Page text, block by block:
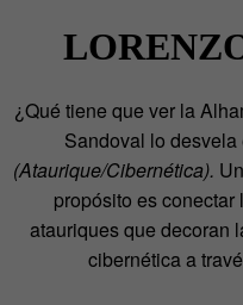
¿Qué tiene que ver la
Sandoval lo desvela
(Ataurique/Cibernética).
propósito es
atauriques que decoran
cibernética a